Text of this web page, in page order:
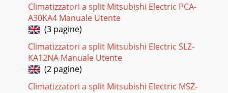
Climatizzatori a split Mitsubishi Electric PCA-
A30KA4 Manuale Utente
(3 pagine)
Climatizzatori a split Mitsubishi Electric SLZ-
KA12NA Manuale Utente
(2 pagine)
Climatizzatori a split Mitsubishi Electric MSZ-